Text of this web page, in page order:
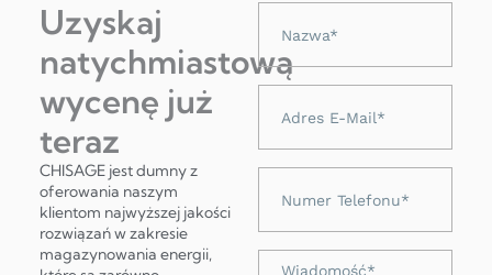
Uzyskaj
natychmiastową
wycenę już
teraz
CHISAGE jest dumny z
oferowania naszym
klientom najwyższej jakości
rozwiązań w zakresie
magazynowania energii,
telefonu